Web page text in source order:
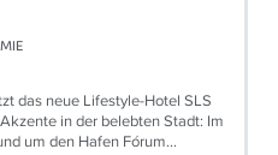
das neue Lifestyle-Hotel SLS
in der belebten Stadt: Im
um den Hafen Fórum...